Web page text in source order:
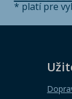
* platí pre